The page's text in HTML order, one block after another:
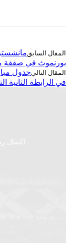
في صفقة مثيرة
الثانية التونسية
اكتمال ربع